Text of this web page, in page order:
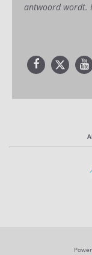
antwoord wordt.